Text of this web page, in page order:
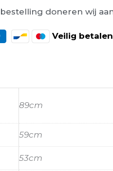
doneren wij
Veilig betalen
89cm
59cm
53cm